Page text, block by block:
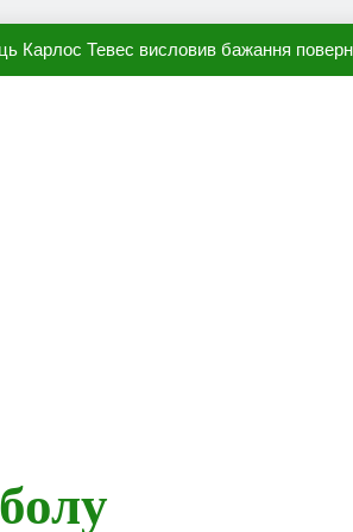
Карлос Тевес висловив бажання